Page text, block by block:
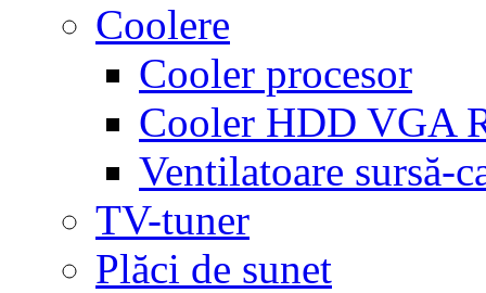
Coolere
Cooler procesor
Cooler HDD VGA
Ventilatoare sursă-
TV-tuner
Plăci de sunet